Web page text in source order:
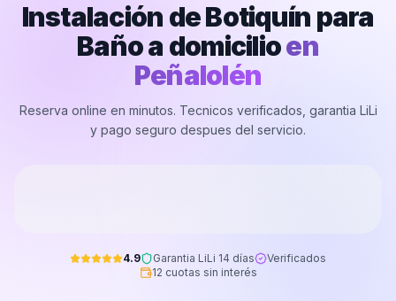
Instalación de Botiquín para
Baño a domicilioen
Peñalolén
Reserva online en minutos. Tecnicos verificados, garantia LiLi
y pago seguro despues del servicio.
4.9 Garantia LiLi 14 días
Verificados
12 cuotas sin interés